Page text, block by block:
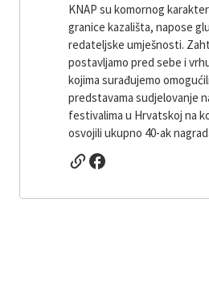
KNAP su komornog
granice kazališta, napose
redateljske umješnosti.
postavljamo pred sebe i
kojima surađujemo
predstavama sudjelovanje
festivalima u Hrvatskoj na
osvojili ukupno 40-ak